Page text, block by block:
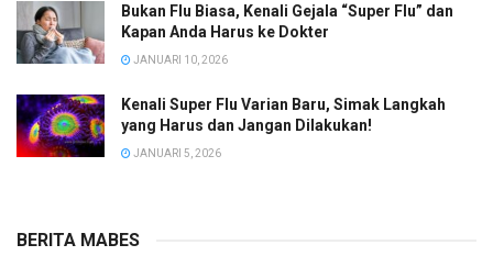
Bukan Flu Biasa, Kenali Gejala “Super Flu” dan
Kapan Anda Harus ke Dokter
JANUARI 10, 2026
Kenali Super Flu Varian Baru, Simak Langkah
yang Harus dan Jangan Dilakukan!
JANUARI 5, 2026
BERITA MABES